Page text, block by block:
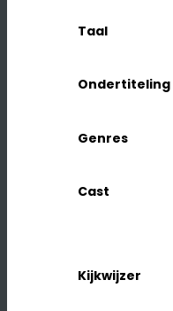
Taal
Ondertiteling
Genres
Cast
Kijkwijzer